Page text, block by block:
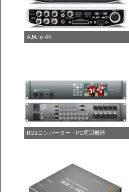
AJA Io 4K
RGBコンバーター・PC周辺機器